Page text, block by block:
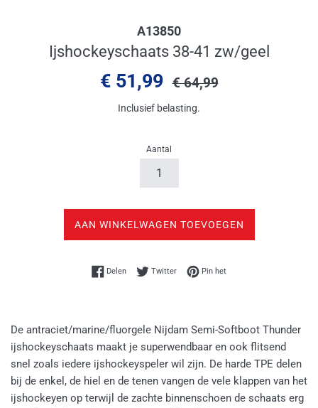
A13850
Ijshockeyschaats 38-41 zw/geel
Aanbiedingsprijs
€ 51,99
prijs
€ 64,99
Inclusief belasting.
Aantal
AAN WINKELWAGEN TOEVOEGEN
DelenDelen op Facebook
TwitterTwitteren op Twitter
Pin hetPinnen op Pinterest
De antraciet/marine/fluorgele Nijdam Semi-Softboot Thunder
ijshockeyschaats maakt je superwendbaar en ook flitsend
snel zoals iedere ijshockeyspeler wil zijn. De harde TPE delen
bij de enkel, de hiel en de tenen vangen de vele klappen van het
ijshockeyen op terwijl de zachte binnenschoen de schaats erg